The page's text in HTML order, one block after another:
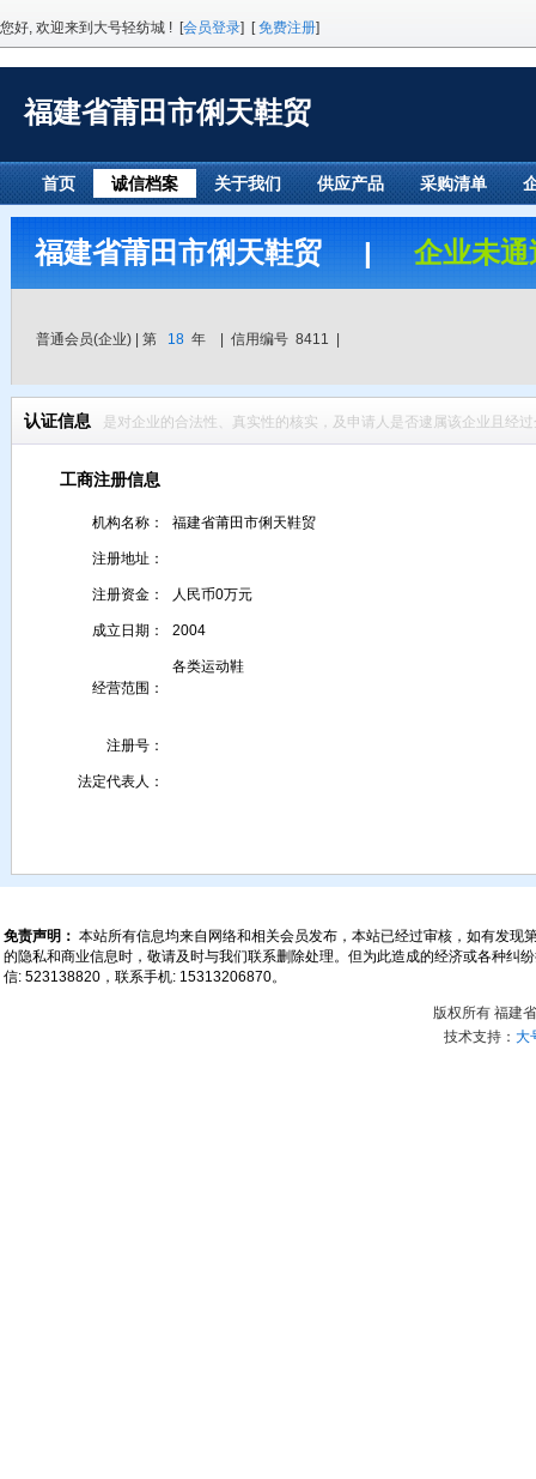
您好, 欢迎来到大号轻纺城 ! [会员登录] [免费注册]
福建省莆田市俐天鞋贸
首页 诚信档案 关于我们 供应产品 采购清单
福建省莆田市俐天鞋贸 | 企业未
普通会员(企业) | 第 18 年 | 信用编号 8411 |
认证信息 是对企业的合法性、真实性的核实，及申请人是否逮属该企业且经
工商注册信息
机构名称： 福建省莆田市俐天鞋贸
注册地址：
注册资金： 人民币0万元
成立日期： 2004
经营范围：
各类运动鞋
注册号：
法定代表人：
免责声明： 本站所有信息均来自网络和相关会员发布，本站已经过审核，如有发
的隐私和商业信息时，敬请及时与我们联系删除处理。但为此造成的经济或各种
信: 523138820，联系手机: 15313206870。
版权所有 福建
技术支持： 大